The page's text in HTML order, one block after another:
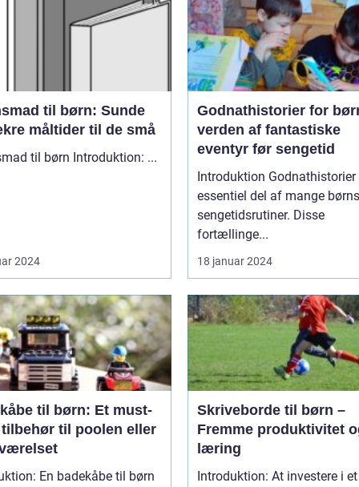
til børn: Sunde
måltider til de små
Aftensmad til børn Introduktion: ...
2024
Godnathistorier for
verden af fantastiske
eventyr før sengetid
Introduktion Godnathistorier er en
essentiel del af mange børns
sengetidsrutiner. Disse
fortællinge...
18 januar 2024
til børn: Et must-
til poolen eller
En badekåbe til børn
Skriveborde til børn –
Fremme produktivitet
læring
Introduktion: At investere i et